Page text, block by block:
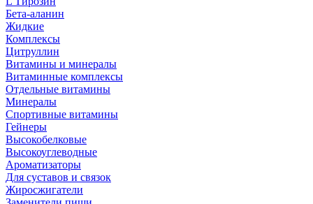
Бета-аланин
Жидкие
Комплексы
Цитруллин
Витамины и минералы
Витаминные комплексы
Отдельные витамины
Минералы
Спортивные витамины
Гейнеры
Высокобелковые
Высокоуглеводные
Ароматизаторы
Для суставов и связок
Жиросжигатели